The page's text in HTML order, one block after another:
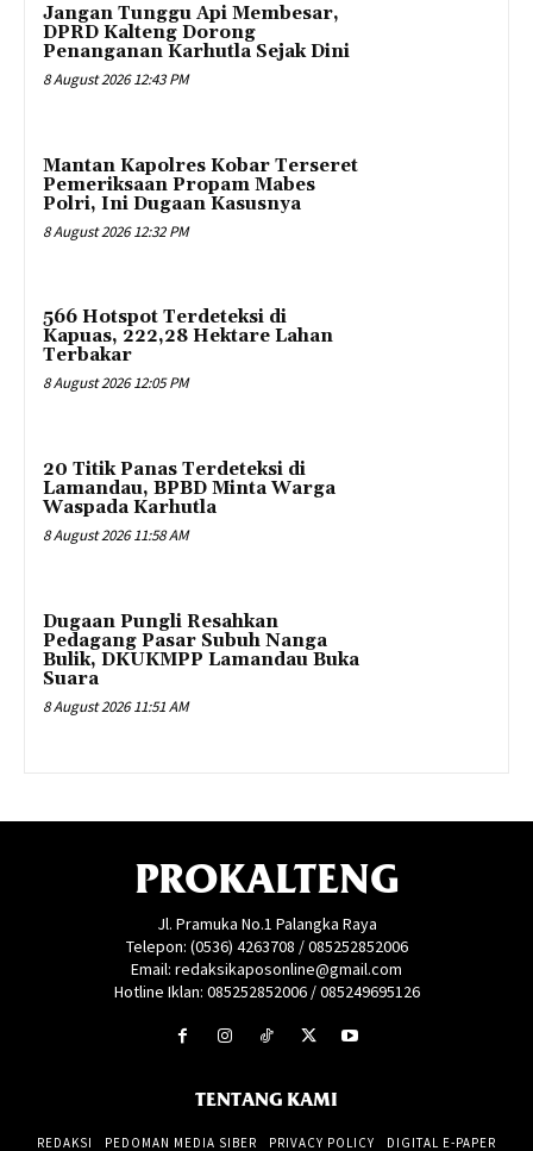
Jangan Tunggu Api Membesar,
DPRD Kalteng Dorong
Penanganan Karhutla Sejak Dini
8 August 2026 12:43 PM
Mantan Kapolres Kobar Terseret
Pemeriksaan Propam Mabes
Polri, Ini Dugaan Kasusnya
8 August 2026 12:32 PM
566 Hotspot Terdeteksi di
Kapuas, 222,28 Hektare Lahan
Terbakar
8 August 2026 12:05 PM
20 Titik Panas Terdeteksi di
Lamandau, BPBD Minta Warga
Waspada Karhutla
8 August 2026 11:58 AM
Dugaan Pungli Resahkan
Pedagang Pasar Subuh Nanga
Bulik, DKUKMPP Lamandau Buka
Suara
8 August 2026 11:51 AM
PROKALTENG
Jl. Pramuka No.1 Palangka Raya
Telepon: (0536) 4263708 / 085252852006
Email: redaksikaposonline@gmail.com
Hotline Iklan: 085252852006 / 085249695126
TENTANG KAMI
REDAKSI PEDOMAN MEDIA SIBER PRIVACY POLICY DIGITAL E-PAPER